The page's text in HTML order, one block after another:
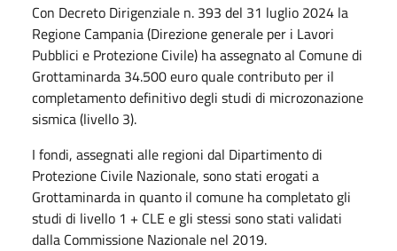
Con Decreto Dirigenziale n. 393 del 31 luglio 2024 la
Regione Campania (Direzione generale per i Lavori
Pubblici e Protezione Civile) ha assegnato al Comune di
Grottaminarda 34.500 euro quale contributo per il
completamento definitivo degli studi di microzonazione
sismica (livello 3).
I fondi, assegnati alle regioni dal Dipartimento di
Protezione Civile Nazionale, sono stati erogati a
Grottaminarda in quanto il comune ha completato gli
studi di livello 1 + CLE e gli stessi sono stati validati
dalla Commissione Nazionale nel 2019.